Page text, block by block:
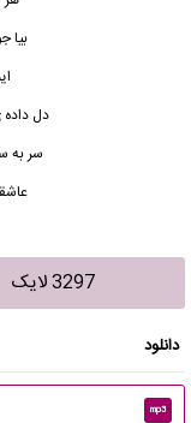
بیا
دل
سر به
3297 لایک
دانلود
mp3